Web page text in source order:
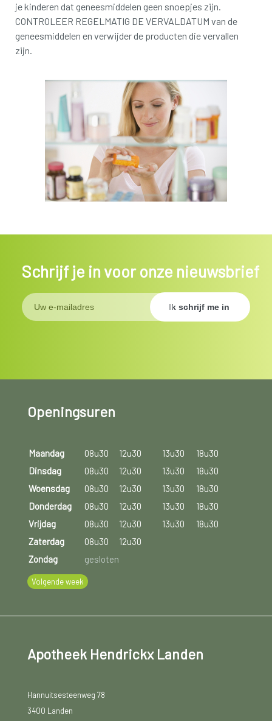
je kinderen dat geneesmiddelen geen snoepjes zijn.
CONTROLEER REGELMATIG DE VERVALDATUM van de
geneesmiddelen en verwijder de producten die vervallen
zijn.
Schrijf je in voor onze nieuwsbrief
Openingsuren
Maandag 08u30 12u30 13u30
18u30
Dinsdag
08u30 12u30 13u30
18u30
Woensdag
08u30 12u30 13u30
18u30
Donderdag
08u30 12u30 13u30
18u30
Vrijdag
08u30 12u30 13u30
18u30
Zaterdag
08u30
12u30
Zondag
gesloten
Volgende week
Apotheek Hendrickx Landen
Hannuitsesteenweg 78
3400 Landen